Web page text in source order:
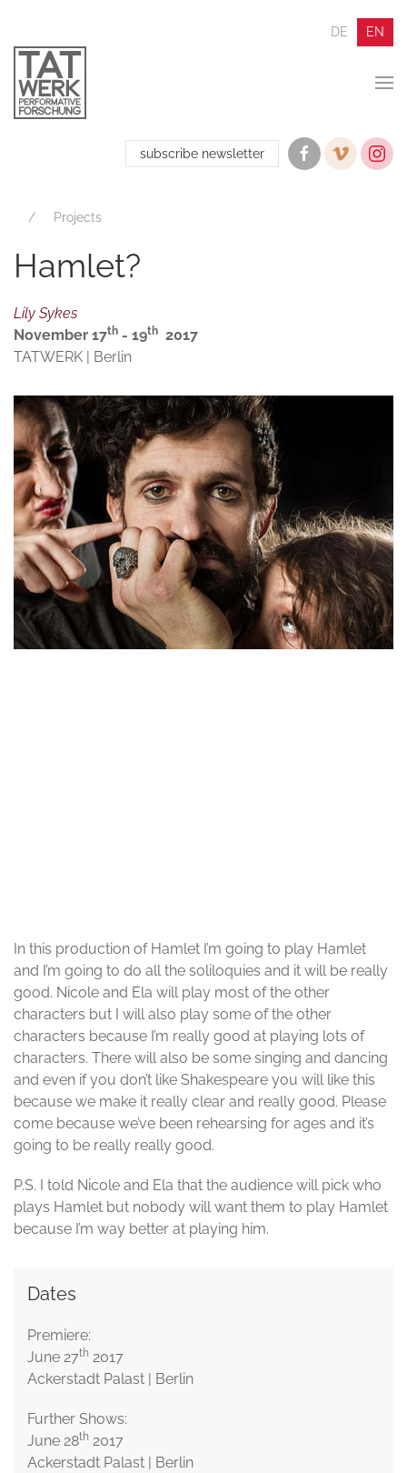
DE EN
subscribe newsletter
Projects
Hamlet?
Lily Sykes
November 17th - 19th 2017
TATWERK | Berlin
In this production of Hamlet I’m going to play Hamlet
and I’m going to do all the soliloquies and it will be really
good. Nicole and Ela will play most of the other
characters but I will also play some of the other
characters because I’m really good at playing lots of
characters. There will also be some singing and dancing
and even if you don’t like Shakespeare you will like this
because we make it really clear and really good. Please
come because we’ve been rehearsing for ages and it’s
going to be really really good.
P.S. I told Nicole and Ela that the audience will pick who
plays Hamlet but nobody will want them to play Hamlet
because I’m way better at playing him.
Dates
Premiere:
June 27th 2017
Ackerstadt Palast | Berlin
Further Shows:
June 28th 2017
Ackerstadt Palast | Berlin